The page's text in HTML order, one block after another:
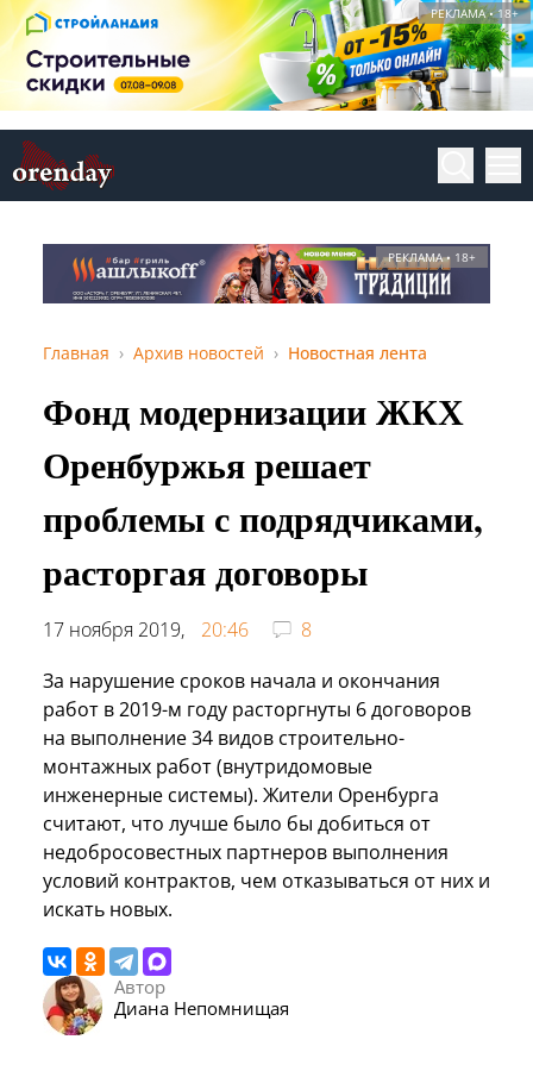
РЕКЛАМА • 18+
РЕКЛАМА • 18+
Главная Архив новостей Новостная лента
Фонд модернизации ЖКХ
Оренбуржья решает
проблемы с подрядчиками,
расторгая договоры
17 ноября 2019, 20:46
8
За нарушение сроков начала и окончания
работ в 2019-м году расторгнуты 6 договоров
на выполнение 34 видов строительно-
монтажных работ (внутридомовые
инженерные системы). Жители Оренбурга
считают, что лучше было бы добиться от
недобросовестных партнеров выполнения
условий контрактов, чем отказываться от них и
искать новых.
Автор
Диана Непомнищая